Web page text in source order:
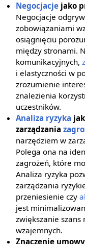
Negocjacje jako
Negocjacje
zobowiązaniami
osiągnięciu
między stronami.
komunikacyjnych,
i elastyczności w
zrozumienie
znalezienia
uczestników.
Analiza ryzyka
zarządzania
narzędziem w
Polega ona na
zagrożeń, które
Analiza ryzyka
zarządzania
przeniesienie czy
jest
zwiększanie szans
wzajemnych.
Znaczenie